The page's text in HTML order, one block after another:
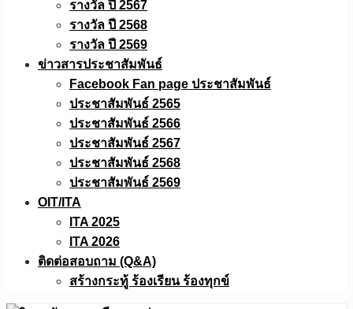
รางวัล ปี 2567
รางวัล ปี 2568
รางวัล ปี 2569
ข่าวสารประชาสัมพันธ์
Facebook Fan page ประชาสัมพันธ์
ประชาสัมพันธ์ 2565
ประชาสัมพันธ์ 2566
ประชาสัมพันธ์ 2567
ประชาสัมพันธ์ 2568
ประชาสัมพันธ์ 2569
OIT/ITA
ITA 2025
ITA 2026
ติดต่อสอบถาม (Q&A)
สร้างกระทู้ ร้องเรียน ร้องทุกข์